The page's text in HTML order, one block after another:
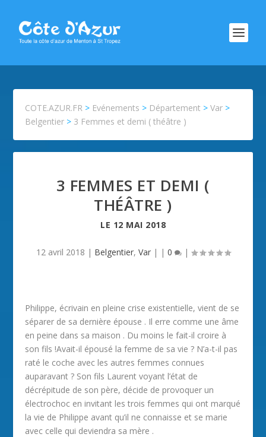
COTE.AZUR.FR > Evénements > Département >Var >
Belgentier > 3 Femmes et demi ( théâtre )
3 FEMMES ET DEMI (
THÉÂTRE )
LE 12 MAI 2018
12 avril 2018 | Belgentier, Var| | 0 |
Philippe, écrivain en pleine crise existentielle, vient de se
séparer de sa dernière épouse . Il erre comme une âme
en peine dans sa maison . Du moins le fait-il croire à
son fils !Avait-il épousé la femme de sa vie ? N’a-t-il pas
raté le coche avec les autres femmes connues
auparavant ? Son fils Laurent voyant l’état de
décrépitude de son père, décide de provoquer un
électrochoc en invitant les trois femmes qui ont marqué
la vie de Philippe avant qu’il ne connaisse et se marie
avec celle qui deviendra sa mère .